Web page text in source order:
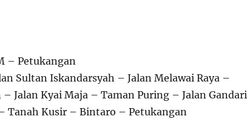
– Petukangan
Sultan Iskandarsyah – Jalan Melawai Raya –
Jalan Kyai Maja – Taman Puring – Jalan
Tanah Kusir – Bintaro – Petukangan